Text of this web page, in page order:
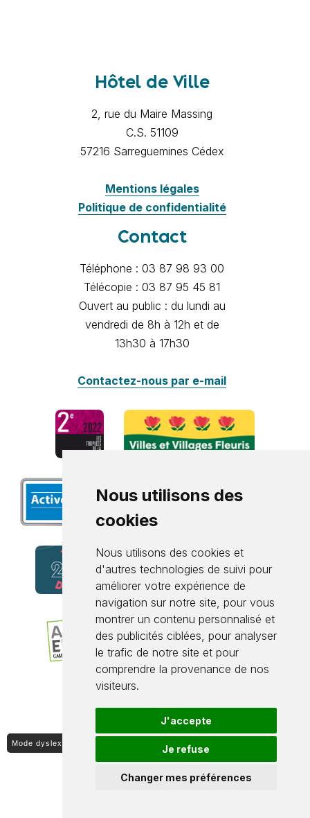
Nous utilisons des
cookies
Nous utilisons des cookies et
d'autres technologies de suivi pour
améliorer votre expérience de
navigation sur notre site, pour vous
montrer un contenu personnalisé et
des publicités ciblées, pour analyser
le trafic de notre site et pour
comprendre la provenance de nos
visiteurs.
J'accepte
Je refuse
Changer mes préférences
Hôtel de Ville
2, rue du Maire Massing
C.S. 51109
57216 Sarreguemines Cédex
Mentions légales
Politique de confidentialité
Contact
Téléphone : 03 87 98 93 00
Télécopie : 03 87 95 45 81
Ouvert au public : du lundi au
vendredi de 8h à 12h et de
13h30 à 17h30
Contactez-nous par e-mail
Mode dyslexique ON / OFF